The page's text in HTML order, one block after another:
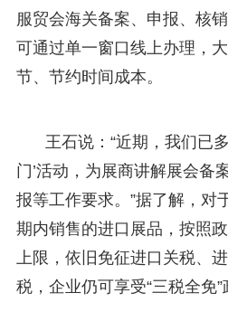
服贸会海关备案、申报、核
可通过单一窗口线上办理，
节、节约时间成本。
王石说：“近期，我们已
门’活动，为展商讲解展会备
报等工作要求。”据了解，对
期内销售的进口展品，按照
上限，依旧免征进口关税、
税，企业仍可享受“三税全免”